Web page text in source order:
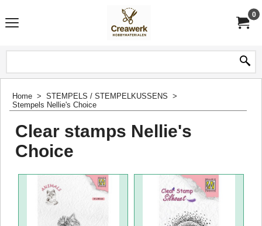
0
Home > STEMPELS / STEMPELKUSSENS >
Stempels Nellie's Choice
Clear stamps Nellie's
Choice